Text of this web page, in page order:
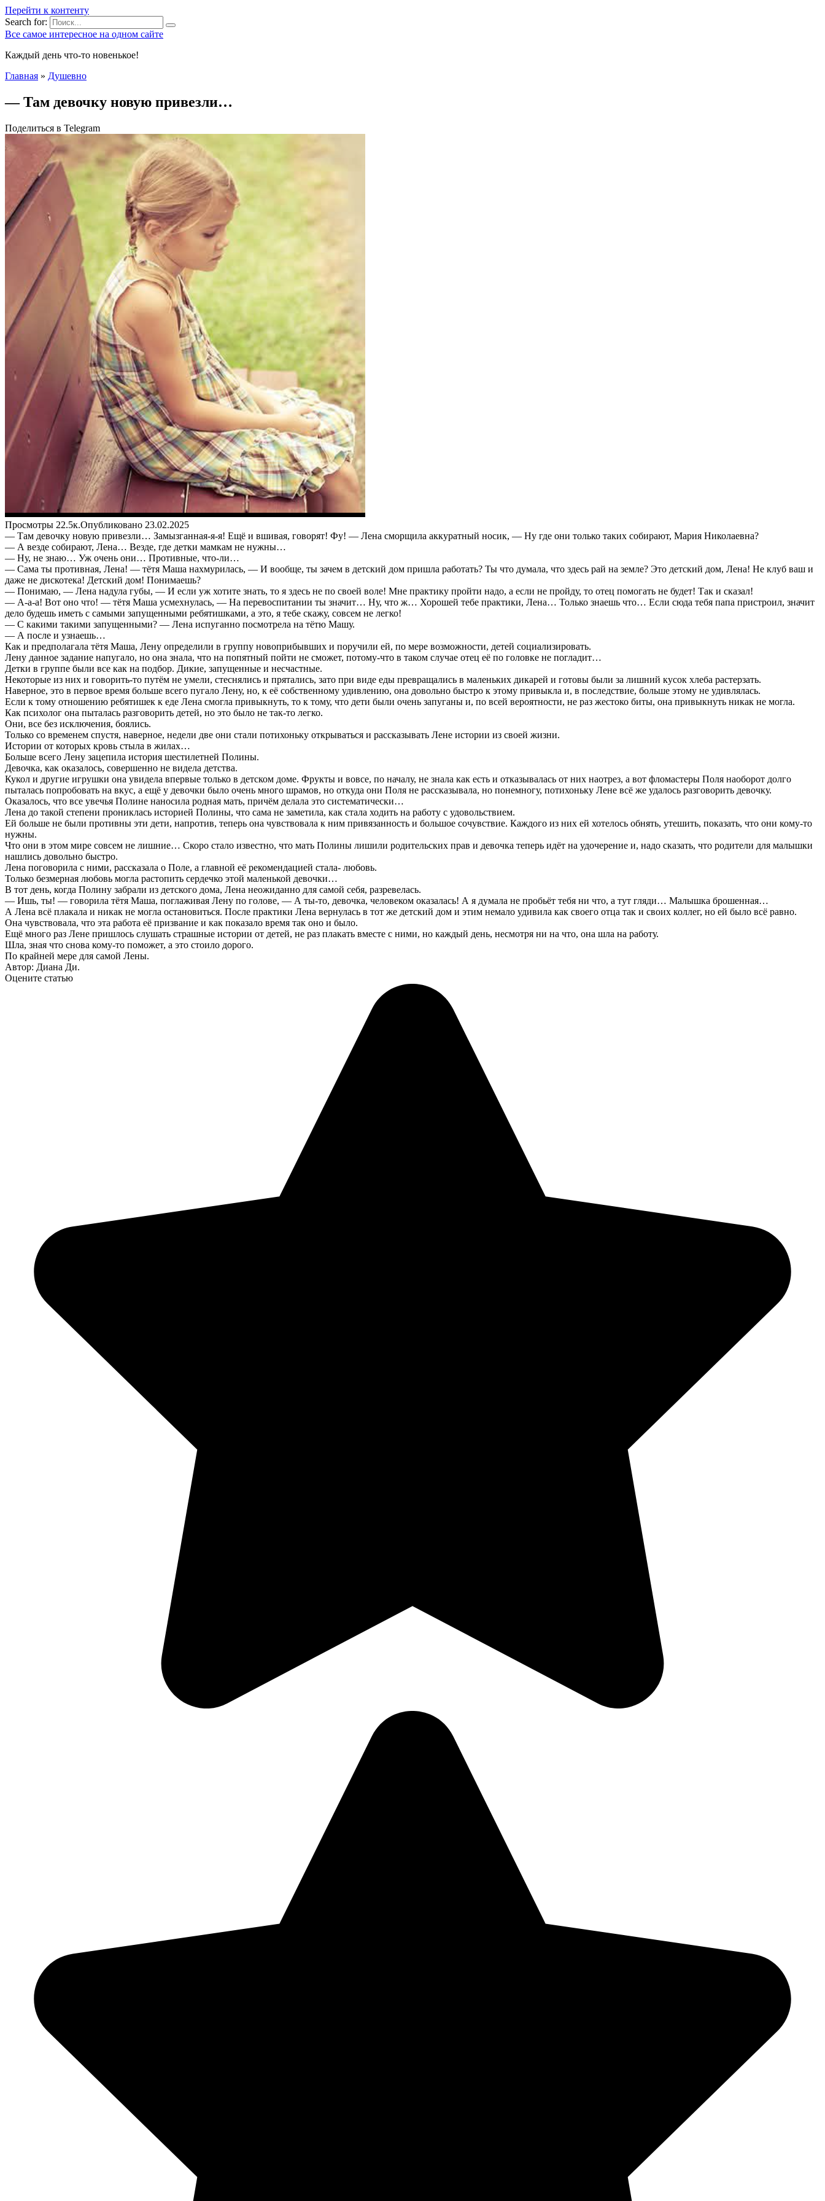
Перейти к контенту
Search for:
Все самое интересное на одном сайте
Каждый день что-то новенькое!
Главная » Душевно
— Там девочку новую привезли…
Поделиться в Telegram
Просмотры 22.5к.Опубликовано 23.02.2025
— Там девочку новую привезли… Замызганная-я-я! Ещё и вшивая, говорят! Фу! — Лена сморщила аккуратный носик, — Ну где они только таких собирают, Мария Николаевна?
— А везде собирают, Лена… Везде, где детки мамкам не нужны…
— Ну, не знаю… Уж очень они… Противные, что-ли…
— Сама ты противная, Лена! — тётя Маша нахмурилась, — И вообще, ты зачем в детский дом пришла работать? Ты что думала, что здесь рай на земле? Это детский дом, Лена! Не клуб ваш и
даже не дискотека! Детский дом! Понимаешь?
— Понимаю, — Лена надула губы, — И если уж хотите знать, то я здесь не по своей воле! Мне практику пройти надо, а если не пройду, то отец помогать не будет! Так и сказал!
— А-а-а! Вот оно что! — тётя Маша усмехнулась, — На перевоспитании ты значит… Ну, что ж… Хорошей тебе практики, Лена… Только знаешь что… Если сюда тебя папа пристроил, значит
дело будешь иметь с самыми запущенными ребятишками, а это, я тебе скажу, совсем не легко!
— С какими такими запущенными? — Лена испуганно посмотрела на тётю Машу.
— А после и узнаешь…
Как и предполагала тётя Маша, Лену определили в группу новоприбывших и поручили ей, по мере возможности, детей социализировать.
Лену данное задание напугало, но она знала, что на попятный пойти не сможет, потому-что в таком случае отец её по головке не погладит…
Детки в группе были все как на подбор. Дикие, запущенные и несчастные.
Некоторые из них и говорить-то путём не умели, стеснялись и прятались, зато при виде еды превращались в маленьких дикарей и готовы были за лишний кусок хлеба растерзать.
Наверное, это в первое время больше всего пугало Лену, но, к её собственному удивлению, она довольно быстро к этому привыкла и, в последствие, больше этому не удивлялась.
Если к тому отношению ребятишек к еде Лена смогла привыкнуть, то к тому, что дети были очень запуганы и, по всей вероятности, не раз жестоко биты, она привыкнуть никак не могла.
Как психолог она пыталась разговорить детей, но это было не так-то легко.
Они, все без исключения, боялись.
Только со временем спустя, наверное, недели две они стали потихоньку открываться и рассказывать Лене истории из своей жизни.
Истории от которых кровь стыла в жилах…
Больше всего Лену зацепила история шестилетней Полины.
Девочка, как оказалось, совершенно не видела детства.
Кукол и другие игрушки она увидела впервые только в детском доме. Фрукты и вовсе, по началу, не знала как есть и отказывалась от них наотрез, а вот фломастеры Поля наоборот долго
пыталась попробовать на вкус, а ещё у девочки было очень много шрамов, но откуда они Поля не рассказывала, но понемногу, потихоньку Лене всё же удалось разговорить девочку.
Оказалось, что все увечья Полине наносила родная мать, причём делала это систематически…
Лена до такой степени прониклась историей Полины, что сама не заметила, как стала ходить на работу с удовольствием.
Ей больше не были противны эти дети, напротив, теперь она чувствовала к ним привязанность и большое сочувствие. Каждого из них ей хотелось обнять, утешить, показать, что они кому-то
нужны.
Что они в этом мире совсем не лишние… Скоро стало известно, что мать Полины лишили родительских прав и девочка теперь идёт на удочерение и, надо сказать, что родители для малышки
нашлись довольно быстро.
Лена поговорила с ними, рассказала о Поле, а главной её рекомендацией стала- любовь.
Только безмерная любовь могла растопить сердечко этой маленькой девочки…
В тот день, когда Полину забрали из детского дома, Лена неожиданно для самой себя, разревелась.
— Ишь, ты! — говорила тётя Маша, поглаживая Лену по голове, — А ты-то, девочка, человеком оказалась! А я думала не пробьёт тебя ни что, а тут гляди… Малышка брошенная…
А Лена всё плакала и никак не могла остановиться. После практики Лена вернулась в тот же детский дом и этим немало удивила как своего отца так и своих коллег, но ей было всё равно.
Она чувствовала, что эта работа её призвание и как показало время так оно и было.
Ещё много раз Лене пришлось слушать страшные истории от детей, не раз плакать вместе с ними, но каждый день, несмотря ни на что, она шла на работу.
Шла, зная что снова кому-то поможет, а это стоило дорого.
По крайней мере для самой Лены.
Автор: Диана Ди.
Оцените статью